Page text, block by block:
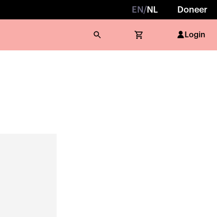
EN /NL Doneer
Login